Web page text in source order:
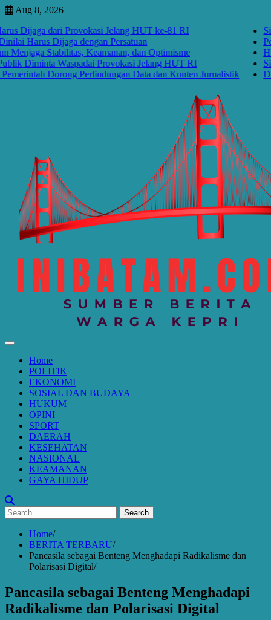
Skip
content
Aug 8, 2026
dari Provokasi Jelang HUT ke-81 RI
Harus Dijaga dengan Persatuan
Stabilitas, Keamanan, dan Optimisme
Diminta Waspadai Provokasi Jelang HUT RI
Dorong Perlindungan Data dan Konten Jurnalistik
HUT
Home
POLITIK
EKONOMI
SOSIAL DAN BUDAYA
HUKUM
OPINI
SPORT
DAERAH
KESEHATAN
NASIONAL
KEAMANAN
GAYA HIDUP
Search
for:
Home
BERITA TERBARU
Pancasila sebagai Benteng Menghadapi Radikalisme dan
Polarisasi Digital
Pancasila sebagai Benteng Menghadapi
Radikalisme dan Polarisasi Digital